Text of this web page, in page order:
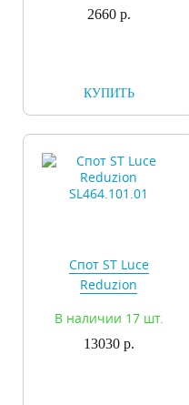
2660 р.
КУПИТЬ
Спот ST Luce
Reduzion
В наличии 17 шт.
13030 р.